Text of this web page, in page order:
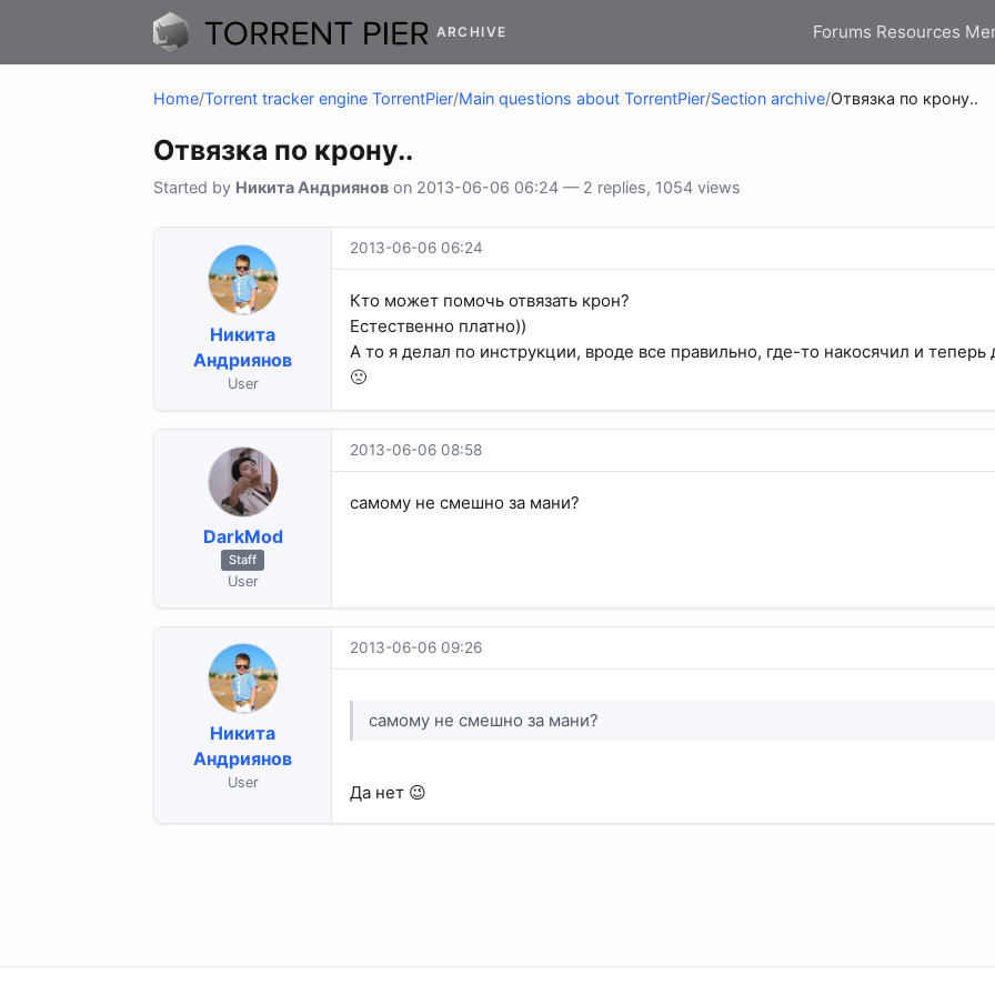
ARCHIVE Forums Resources
Home/Torrent tracker engine TorrentPier/Main questions about TorrentPier/Section archive/Отвязка по крону..
Отвязка по крону..
Started by Никита Андриянов on 2013-06-06 06:24 — 2 replies, 1054 views
Никита
Андриянов
User
2013-06-06 06:24
Кто может помочь отвязать крон?
Естественно платно))
А то я делал по инструкции, вроде все правильно, где-то накосячил и
🙁
DarkMod
Staff
User
2013-06-06 08:58
самому не смешно за мани?
Никита
Андриянов
User
2013-06-06 09:26
самому не смешно за мани?
Да нет 😉